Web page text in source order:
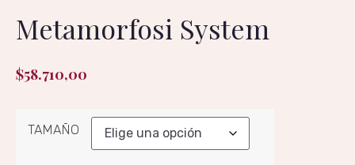
Metamorfosi System
$58.710,00
TAMAÑO